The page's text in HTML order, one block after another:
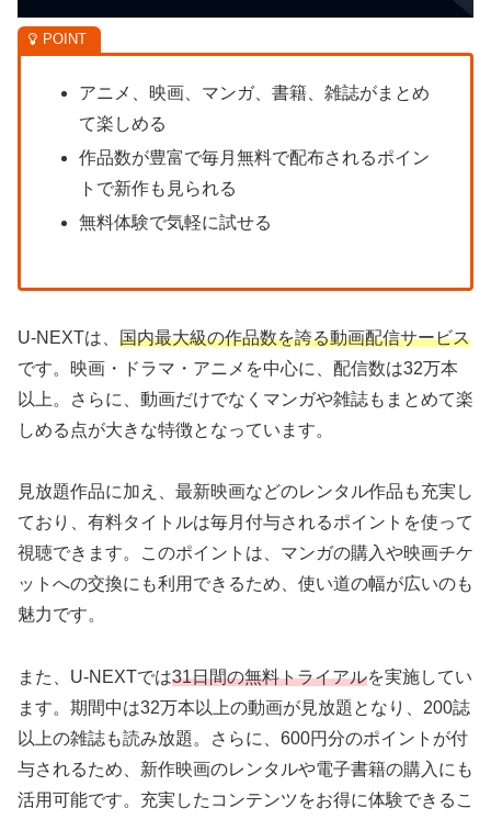
アニメ、映画、マンガ、書籍、雑誌がまとめ
て楽しめる
作品数が豊富で毎月無料で配布されるポイン
トで新作も見られる
無料体験で気軽に試せる
U-NEXTは、 国内最大級の作品数を誇る動画配信サービス
です。映画・ドラマ・アニメを中心に、配信数は32万本
以上。さらに、動画だけでなくマンガや雑誌もまとめて楽
しめる点が大きな特徴となっています。
見放題作品に加え、最新映画などのレンタル作品も充実し
ており、有料タイトルは毎月付与されるポイントを使って
視聴できます。このポイントは、マンガの購入や映画チケ
ットへの交換にも利用できるため、使い道の幅が広いのも
魅力です。
また、U-NEXTでは31日間の無料トライアルを実施してい
ます。期間中は32万本以上の動画が見放題となり、200誌
以上の雑誌も読み放題。さらに、600円分のポイントが付
与されるため、新作映画のレンタルや電子書籍の購入にも
活用可能です。充実したコンテンツをお得に体験できるこ